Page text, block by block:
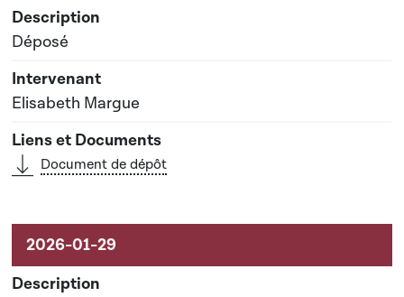
Déposé
Elisabeth Margue
Document de dépôt